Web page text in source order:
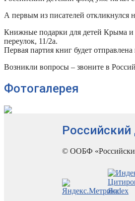
А первым из писателей
Книжные подарки для детей Крыма и
переулок, 11/2а.
Первая партия книг будет
Возникли вопросы – звоните в
Фотогалерея
© ООБФ